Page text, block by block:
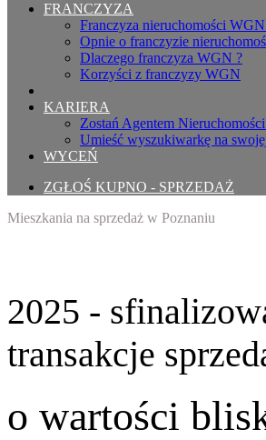
FRANCZYZA
Franczyza nieruchomości
Opnie o franczyzie
Dlaczego franczyza WGN ?
Korzyści z franczyzy WGN
KARIERA
Zostań Agentem
Umieść wyszukiwarkę na
WYCEŃ
ZGŁOŚ KUPNO - SPRZEDAŻ
Mieszkania na sprzedaż w Poznaniu
2025 -
transakcje
o wartości